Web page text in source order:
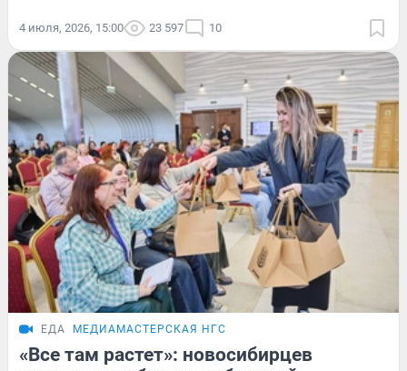
4 июля, 2026, 15:00 23 597 10
ЕДА МЕДИАМАСТЕРСКАЯ НГС
«Все там растет»: новосибирцев